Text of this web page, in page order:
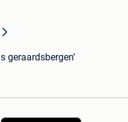
geraardsbergen'